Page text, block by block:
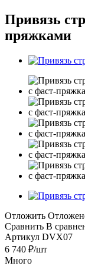
Привязь
пряжками
Отложить
Сравнить В
Артикул DVX07
6 740 ₽/шт
Много